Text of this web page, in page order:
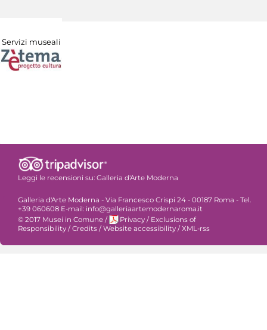
Servizi museali
Leggi le recensioni su: Galleria d'Arte Moderna
Galleria d'Arte Moderna - Via Francesco Crispi 24 - 00187 Roma - Tel.
+39 060608 E-mail: info@galleriaartemodernaroma.it
© 2017 Musei in Comune / Privacy / Exclusions of
Responsibility / Credits / Website accessibility / XML-rss